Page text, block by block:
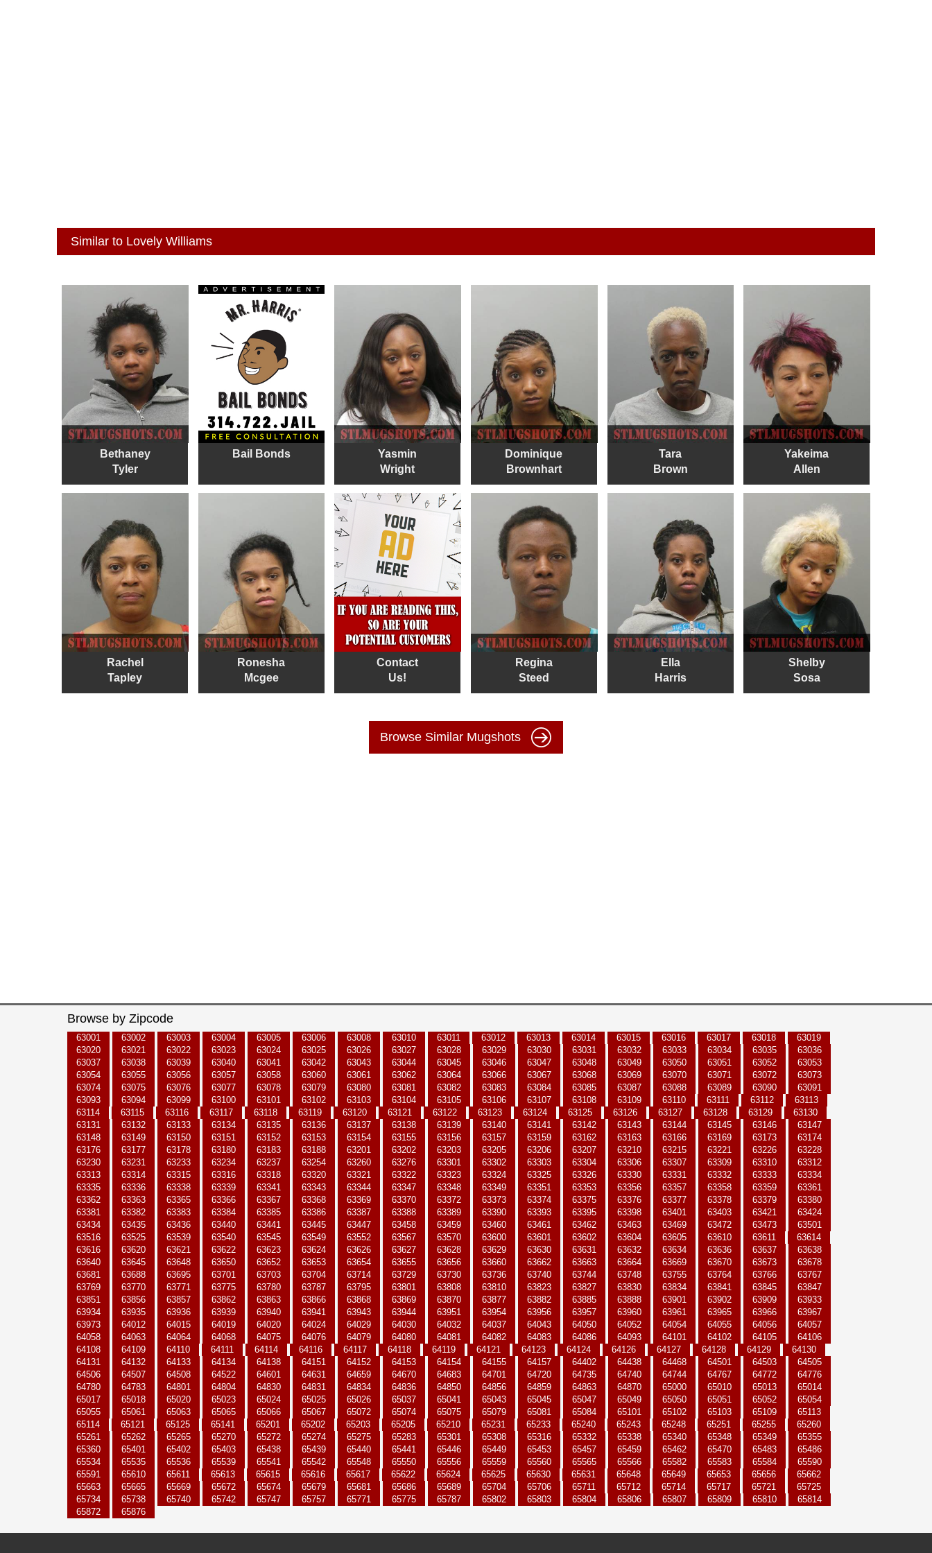
Similar to Lovely Williams
Bethaney
Tyler
Bail Bonds
Yasmin
Wright
Dominique
Brownhart
Tara
Brown
Yakeima
Allen
Rachel
Tapley
Ronesha
Mcgee
Contact
Us!
Regina
Steed
Ella
Harris
Shelby
Sosa
Browse Similar Mugshots
Browse by Zipcode
63001 63002 63003 63004 63005 63006 63008 63010 63011 63012 63013 63014 63015 63016 63017 63018
63019
63020
63021 63022 63023 63024 63025 63026 63027 63028 63029 63030 63031 63032 63033 63034 63035
63036
63037
63038 63039 63040 63041 63042 63043 63044 63045 63046 63047 63048 63049 63050 63051 63052
63053
63054
63055 63056 63057 63058 63060 63061 63062 63064 63066 63067 63068 63069 63070 63071 63072
63073
63074
63075 63076 63077 63078 63079 63080 63081 63082 63083 63084 63085 63087 63088 63089 63090
63091
63093
63094 63099 63100 63101 63102 63103 63104 63105 63106 63107 63108 63109 63110 63111 63112
63113
63114
63115 63116 63117 63118 63119 63120 63121 63122 63123 63124 63125 63126 63127 63128 63129
63130
63131
63132 63133 63134 63135 63136 63137 63138 63139 63140 63141 63142 63143 63144 63145 63146
63147
63148
63149 63150 63151 63152 63153 63154 63155 63156 63157 63159 63162 63163 63166 63169 63173
63174
63176
63177 63178 63180 63183 63188 63201 63202 63203 63205 63206 63207 63210 63215 63221 63226
63228
63230
63231 63233 63234 63237 63254 63260 63276 63301 63302 63303 63304 63306 63307 63309 63310
63312
63313
63314 63315 63316 63318 63320 63321 63322 63323 63324 63325 63326 63330 63331 63332 63333
63334
63335
63336 63338 63339 63341 63343 63344 63347 63348 63349 63351 63353 63356 63357 63358 63359
63361
63362
63363 63365 63366 63367 63368 63369 63370 63372 63373 63374 63375 63376 63377 63378 63379
63380
63381
63382 63383 63384 63385 63386 63387 63388 63389 63390 63393 63395 63398 63401 63403 63421
63424
63434
63435 63436 63440 63441 63445 63447 63458 63459 63460 63461 63462 63463 63469 63472 63473
63501
63516
63525 63539 63540 63545 63549 63552 63567 63570 63600 63601 63602 63604 63605 63610 63611
63614
63616
63620 63621 63622 63623 63624 63626 63627 63628 63629 63630 63631 63632 63634 63636 63637
63638
63640
63645 63648 63650 63652 63653 63654 63655 63656 63660 63662 63663 63664 63669 63670 63673
63678
63681
63688 63695 63701 63703 63704 63714 63729 63730 63736 63740 63744 63748 63755 63764 63766
63767
63769
63770 63771 63775 63780 63787 63795 63801 63808 63810 63823 63827 63830 63834 63841 63845
63847
63851
63856 63857 63862 63863 63866 63868 63869 63870 63877 63882 63885 63888 63901 63902 63909
63933
63934
63935 63936 63939 63940 63941 63943 63944 63951 63954 63956 63957 63960 63961 63965 63966
63967
63973
64012 64015 64019 64020 64024 64029 64030 64032 64037 64043 64050 64052 64054 64055 64056
64057
64058
64063 64064 64068 64075 64076 64079 64080 64081 64082 64083 64086 64093 64101 64102 64105
64106
64108
64109 64110 64111 64114 64116 64117 64118 64119 64121 64123 64124 64126 64127 64128 64129
64130
64131
64132 64133 64134 64138 64151 64152 64153 64154 64155 64157 64402 64438 64468 64501 64503
64505
64506
64507 64508 64522 64601 64631 64659 64670 64683 64701 64720 64735 64740 64744 64767 64772
64776
64780
64783 64801 64804 64830 64831 64834 64836 64850 64856 64859 64863 64870 65000 65010 65013
65014
65017
65018 65020 65023 65024 65025 65026 65037 65041 65043 65045 65047 65049 65050 65051 65052
65054
65055
65061 65063 65065 65066 65067 65072 65074 65075 65079 65081 65084 65101 65102 65103 65109
65113
65114
65121 65125 65141 65201 65202 65203 65205 65210 65231 65233 65240 65243 65248 65251 65255
65260
65261
65262 65265 65270 65272 65274 65275 65283 65301 65308 65316 65332 65338 65340 65348 65349
65355
65360
65401 65402 65403 65438 65439 65440 65441 65446 65449 65453 65457 65459 65462 65470 65483
65486
65534
65535 65536 65539 65541 65542 65548 65550 65556 65559 65560 65565 65566 65582 65583 65584
65590
65591
65610 65611 65613 65615 65616 65617 65622 65624 65625 65630 65631 65648 65649 65653 65656
65662
65663
65665 65669 65672 65674 65679 65681 65686 65689 65704 65706 65711 65712 65714 65717 65721
65725
65734
65738 65740 65742 65747 65757 65771 65775 65787 65802 65803 65804 65806 65807 65809 65810
65814
65872
65876